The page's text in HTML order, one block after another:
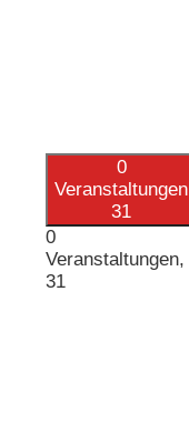
0
Veranstaltungen
31
0
Veranstaltungen,
31